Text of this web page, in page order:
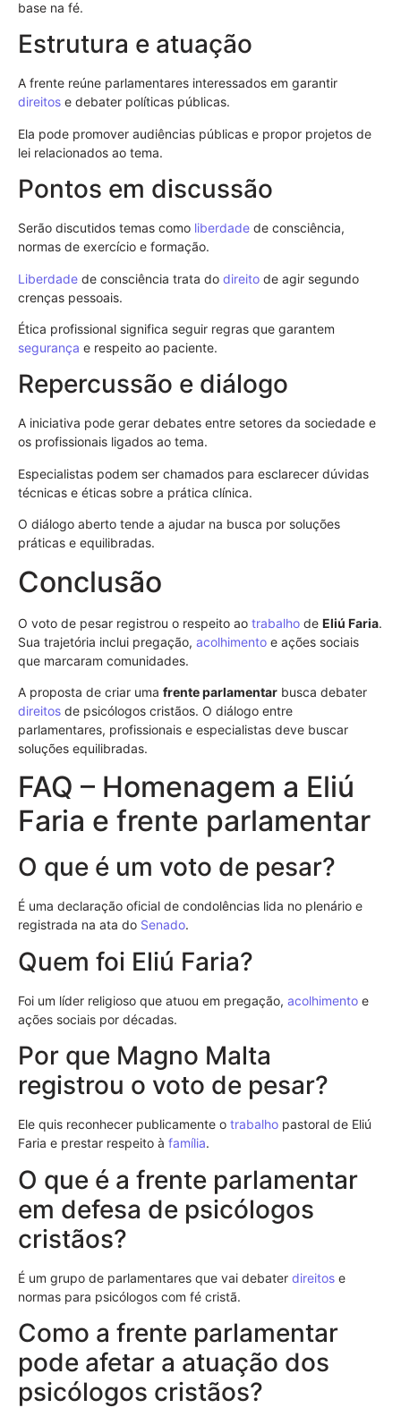
base na fé.
Estrutura e atuação
A frente reúne parlamentares interessados em garantir
direitos e debater políticas públicas.
Ela pode promover audiências públicas e propor projetos de
lei relacionados ao tema.
Pontos em discussão
Serão discutidos temas como liberdade de consciência,
normas de exercício e formação.
Liberdade de consciência trata do direito de agir segundo
crenças pessoais.
Ética profissional significa seguir regras que garantem
segurança e respeito ao paciente.
Repercussão e diálogo
A iniciativa pode gerar debates entre setores da sociedade e
os profissionais ligados ao tema.
Especialistas podem ser chamados para esclarecer dúvidas
técnicas e éticas sobre a prática clínica.
O diálogo aberto tende a ajudar na busca por soluções
práticas e equilibradas.
Conclusão
O voto de pesar registrou o respeito ao trabalho de Eliú Faria.
Sua trajetória inclui pregação, acolhimento e ações sociais
que marcaram comunidades.
A proposta de criar uma frente parlamentar busca debater
direitos de psicólogos cristãos. O diálogo entre
parlamentares, profissionais e especialistas deve buscar
soluções equilibradas.
FAQ – Homenagem a Eliú
Faria e frente parlamentar
O que é um voto de pesar?
É uma declaração oficial de condolências lida no plenário e
registrada na ata do Senado.
Quem foi Eliú Faria?
Foi um líder religioso que atuou em pregação, acolhimento e
ações sociais por décadas.
Por que Magno Malta
registrou o voto de pesar?
Ele quis reconhecer publicamente o trabalho pastoral de Eliú
Faria e prestar respeito à família.
O que é a frente parlamentar
em defesa de psicólogos
cristãos?
É um grupo de parlamentares que vai debater direitos e
normas para psicólogos com fé cristã.
Como a frente parlamentar
pode afetar a atuação dos
psicólogos cristãos?